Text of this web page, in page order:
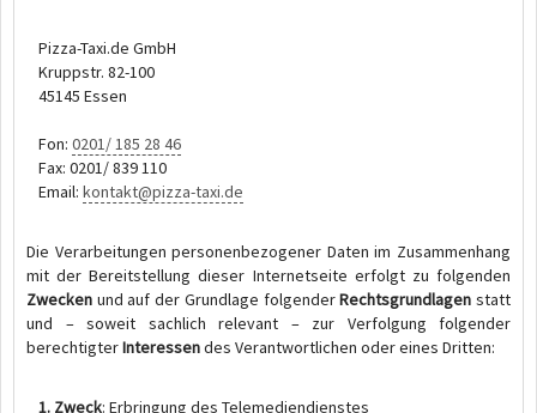
Pizza-Taxi.de GmbH
Kruppstr. 82-100
45145 Essen
Fon: 0201/ 185 28 46
Fax: 0201/ 839 110
Email: kontakt@pizza-taxi.de
Die Verarbeitungen personenbezogener Daten im Zusammenhang
mit der Bereitstellung dieser Internetseite erfolgt zu folgenden
Zwecken und auf der Grundlage folgenderRechtsgrundlagen statt
und – soweit sachlich relevant – zur Verfolgung folgender
berechtigterInteressendes Verantwortlichen oder eines Dritten:
1. Zweck: Erbringung des Telemediendienstes